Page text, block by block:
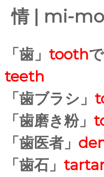
「歯」 tooth
teeth
「歯ブラシ」
「歯磨き粉」
「歯医者」
「歯石」